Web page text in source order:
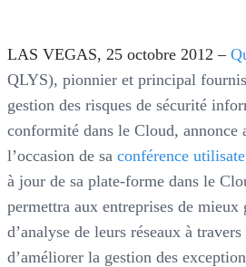
LAS VEGAS, 25 octobre 2012 –
QLYS), pionnier et principal
gestion des risques de sécurité
conformité dans le Cloud, annonce
l’occasion de sa conférence
à jour de sa plate-forme dans le
permettra aux entreprises de mieux
d’analyse de leurs réseaux à
d’améliorer la gestion des